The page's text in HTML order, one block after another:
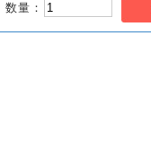
数量：